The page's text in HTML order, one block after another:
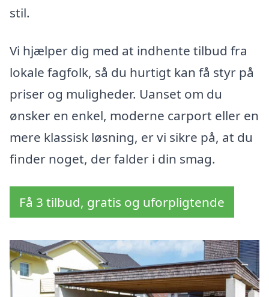
stil.
Vi hjælper dig med at indhente tilbud fra
lokale fagfolk, så du hurtigt kan få styr på
priser og muligheder. Uanset om du
ønsker en enkel, moderne carport eller en
mere klassisk løsning, er vi sikre på, at du
finder noget, der falder i din smag.
Få 3 tilbud, gratis og uforpligtende